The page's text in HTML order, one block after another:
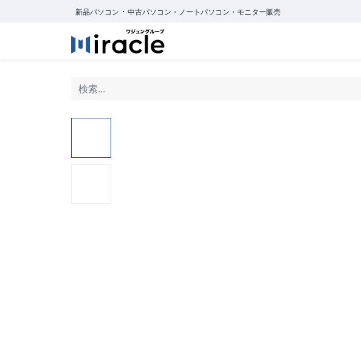
新品パソコン ・ 中古パソコン・ノートパソコン・モニター販売